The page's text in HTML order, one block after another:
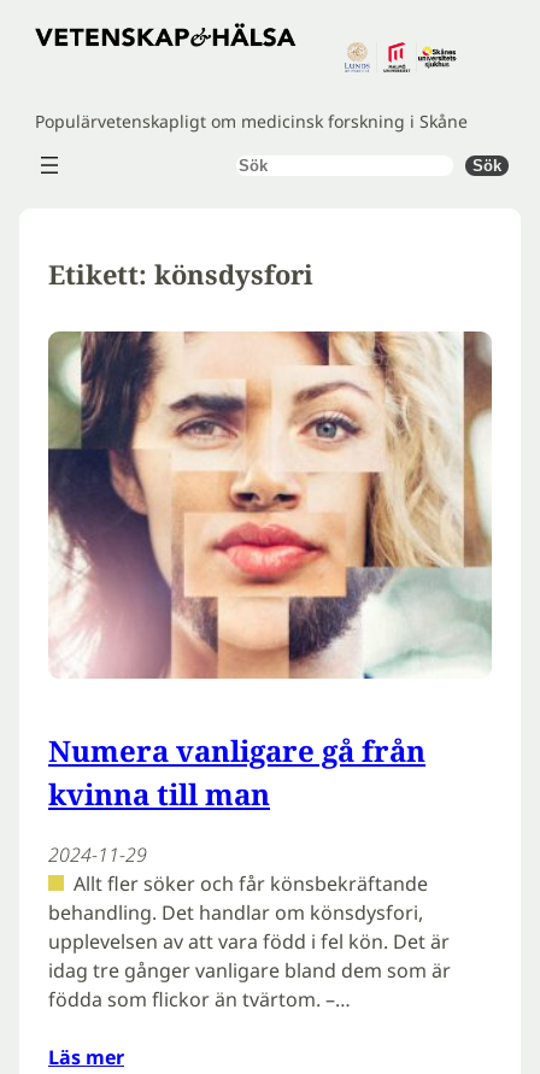
Hoppa
Populärvetenskapligt om medicinsk forskning i Skåne
Sök Sök
Etikett: könsdysfori
Numera vanligare gå från
kvinna till man
2024-11-29
Allt fler söker och får könsbekräftande
behandling. Det handlar om könsdysfori,
upplevelsen av att vara född i fel kön. Det är
idag tre gånger vanligare bland dem som är
födda som flickor än tvärtom. –…
Läs mer